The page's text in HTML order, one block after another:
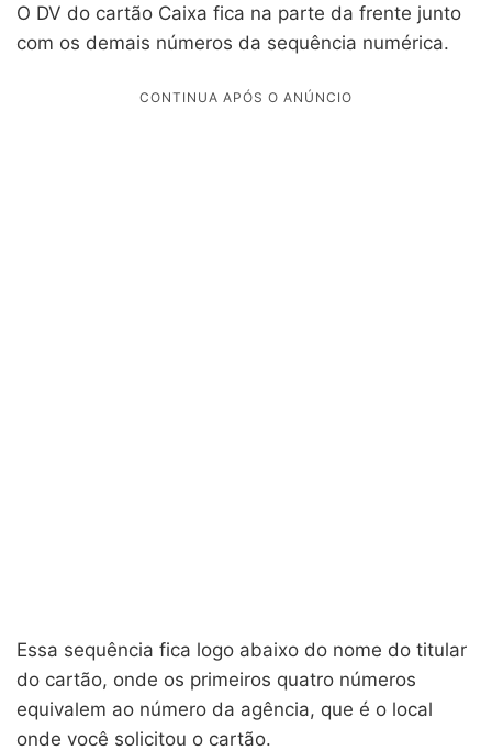
O DV do cartão Caixa fica na parte da frente junto
com os demais números da sequência numérica.
Essa sequência fica logo abaixo do nome do titular
do cartão, onde os primeiros quatro números
equivalem ao número da agência, que é o local
onde você solicitou o cartão.